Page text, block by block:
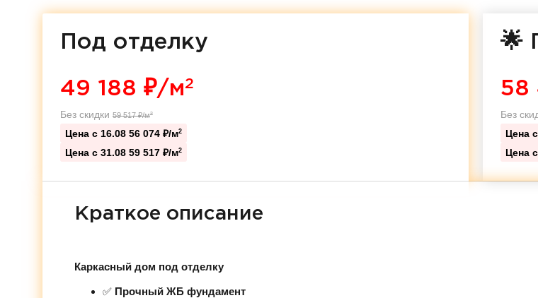
Под отделку
49 188 ₽/м2
Без скидки 59 517₽/м2
Цена с 16.08 56 074 ₽/м2
Цена с 31.08 59 517 ₽/м2
🌟
58
Без
Цена
Цена
Краткое описание
Каркасный дом под отделку
✅ Прочный ЖБ фундамент